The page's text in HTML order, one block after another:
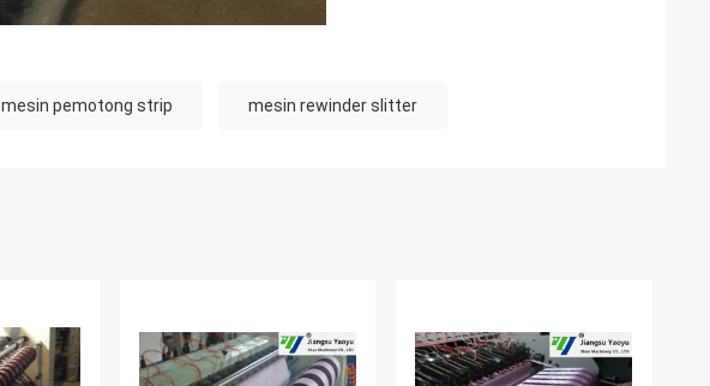
mesin pemotong strip mesin rewinder slitter